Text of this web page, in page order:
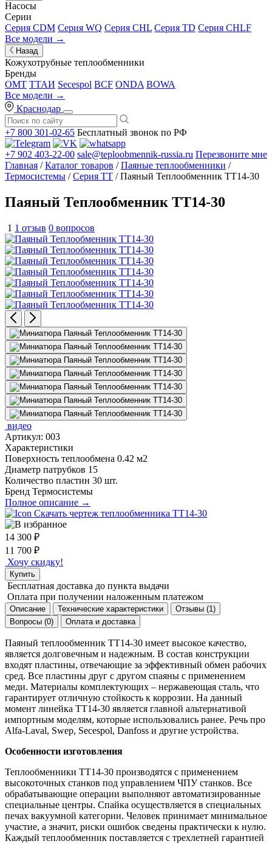
Насосы
Серии
Серия CDM Серия WQ Серия CHL Серия TD Серия CHLF
Все модели →
Назад
Кожухотрубные теплообменники
Бренды
OMT ТТАИ Secespol BCF ONDA BOWA
Все модели →
Краснодар
+7 800 301-02-65 Бесплатный звонок по РФ
+7 902 403-22-00 sale@teploobmennik-russia.ru Перезвоните мне
Главная /Каталог товаров /Паяные теплообменники /
Термосистемы /Серия ТТ / Паяный Теплообменник TT14-30
Паяный Теплообменник TT14-30
1 1 отзыв 0 вопросов
видео
Артикул: 003
Характеристики
Поверхность теплообмена 0.42 м2
Диаметр патрубков 15
Количество пластин 30 шт.
Бренд Термосистемы
Полное описание →
Скачать чертеж теплообменника ТТ14-30
14 300 ₽
11 700 ₽
Хочу скидку!
Купить
Бесплатная доставка до пункта выдачи
Оплата при получении наложенным платежом
Описание Технические характеристики
Отзывы (1)
Вопросы (0)
Оплата и доставка
Паяный теплообменник ТТ14-30 имеет высокое качество,
является долговечным и надежным. В состав конструкции
входят пластины, отвечающие за эффективный обмен рабочих
сред. Все пластины друг с другом спаяны с применением
меди. Материалы комплектующих – нержавеющая сталь, что
гарантирует отличную стойкость к коррозии. На данный
момент линейка ТТ14-30 является главной альтернативой
импортным моделям, которые использовались ранее. Речь про
Alfa-Laval, Swep, Secespol, Danfoss и другие устройства.
Особенности изготовления
Теплообменники ТТ14-30 производятся с применением
высокоточных станков под управлением ЧПУ станков. Все
обрабатывающие операции выполняют автоматизированные
специальные центры. Спайка осуществляется в специальных
печах вакуумной категории. Человек принимает минимальное
участие, а значит, риски ошибок сведены практически к нулю.
Каждый теплообменник поставляется с трехлетней гарантией